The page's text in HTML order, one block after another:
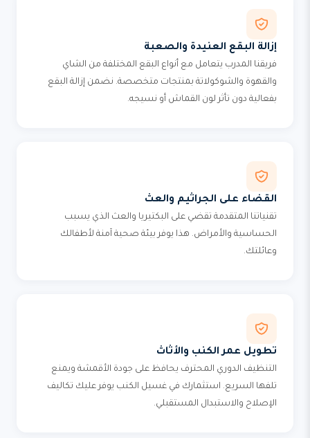
إزالة البقع العنيدة والصعبة
فريقنا المدرب يتعامل مع أنواع البقع المختلفة من الشاي
والقهوة والشوكولاتة بمنتجات متخصصة. نضمن إزالة البقع
بفعالية دون تأثر لون القماش أو نسيجه.
القضاء على الجراثيم والعث
تقنياتنا المتقدمة تقضي على البكتيريا والعث الذي يسبب
الحساسية والأمراض. هذا يوفر بيئة صحية آمنة لأطفالك
وعائلتك.
تطويل عمر الكنب والأثاث
التنظيف الدوري المحترف يحافظ على جودة الأقمشة ويمنع
تلفها السريع. استثمارك في غسيل الكنب يوفر عليك تكاليف
الإصلاح والاستبدال المستقبلي.